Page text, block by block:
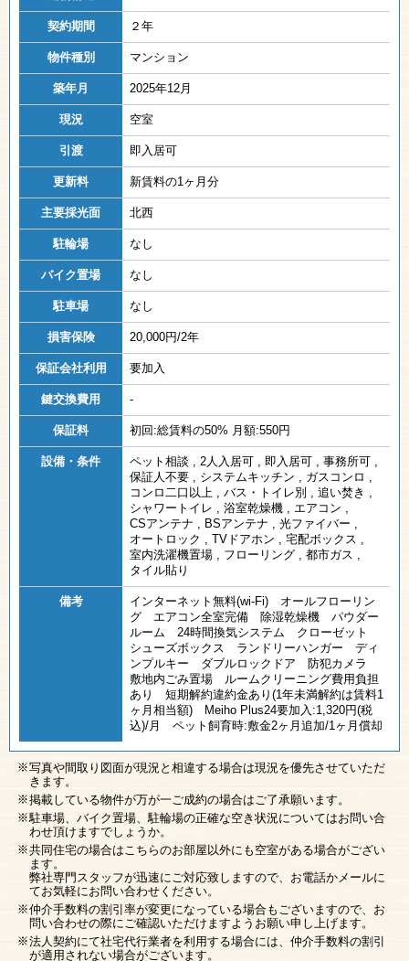
契約期間 ２年
物件種別 マンション
築年月 2025年12月
現況 空室
引渡 即入居可
更新料 新賃料の1ヶ月分
主要採光面 北西
駐輪場 なし
バイク置場 なし
駐車場 なし
損害保険 20,000円/2年
保証会社利用 要加入
鍵交換費用 -
保証料 初回:総賃料の50% 月額:550円
設備・条件 ペット相談 , 2人入居可 , 即入居可 , 事務所可 ,
保証人不要 , システムキッチン , ガスコンロ ,
コンロ二口以上 , バス・トイレ別 , 追い焚き ,
シャワートイレ , 浴室乾燥機 , エアコン ,
CSアンテナ , BSアンテナ , 光ファイバー ,
オートロック , TVドアホン , 宅配ボックス ,
室内洗濯機置場 , フローリング , 都市ガス ,
タイル貼り
備考
インターネット無料(wi-Fi) オールフローリン
グ エアコン全室完備 除湿乾燥機 パウダー
ルーム 24時間換気システム クローゼット
シューズボックス ランドリーハンガー ディ
ンプルキー ダブルロックドア 防犯カメラ
敷地内ごみ置場 ルームクリーニング費用負担
あり 短期解約違約金あり(1年未満解約は賃料1
ヶ月相当額) Meiho Plus24要加入:1,320円(税
込)/月 ペット飼育時:敷金2ヶ月追加/1ヶ月償却
写真や間取り図面が現況と相違する場合は現況を優先させていただ
きます。
掲載している物件が万が一ご成約の場合はご了承願います。
駐車場、バイク置場、駐輪場の正確な空き状況についてはお問い合
わせ頂けますでしょうか。
共同住宅の場合はこちらのお部屋以外にも空室がある場合がござい
ます。
弊社専門スタッフが迅速にご対応致しますので、お電話かメールに
てお気軽にお問い合わせください。
仲介手数料の割引率が変更になっている場合もございますので、お
問い合わせの際にご確認いただけますようお願い申し上げます。
法人契約にて社宅代行業者を利用する場合には、仲介手数料の割引
が適用されない場合がございます。